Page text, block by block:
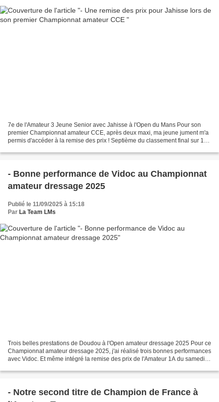
7e de l'Amateur 3 Jeune Senior avec Jahisse à l'Open du Mans Pour son
premier Championnat amateur CCE, après deux maxi, ma jeune jument m'a
permis d'accéder à la remise des prix ! Septième du classement final sur 16
- Bonne performance de Vidoc au Championnat
amateur dressage 2025
Publié le 11/09/2025 à 15:18
Par La Team LMs
Trois belles prestations de Doudou à l'Open amateur dressage 2025 Pour ce
Championnat amateur dressage 2025, j'ai réalisé trois bonnes performances
avec Vidoc. Et même intégré la remise des prix de l'Amateur 1A du samedi.
- Notre second titre de Champion de France à